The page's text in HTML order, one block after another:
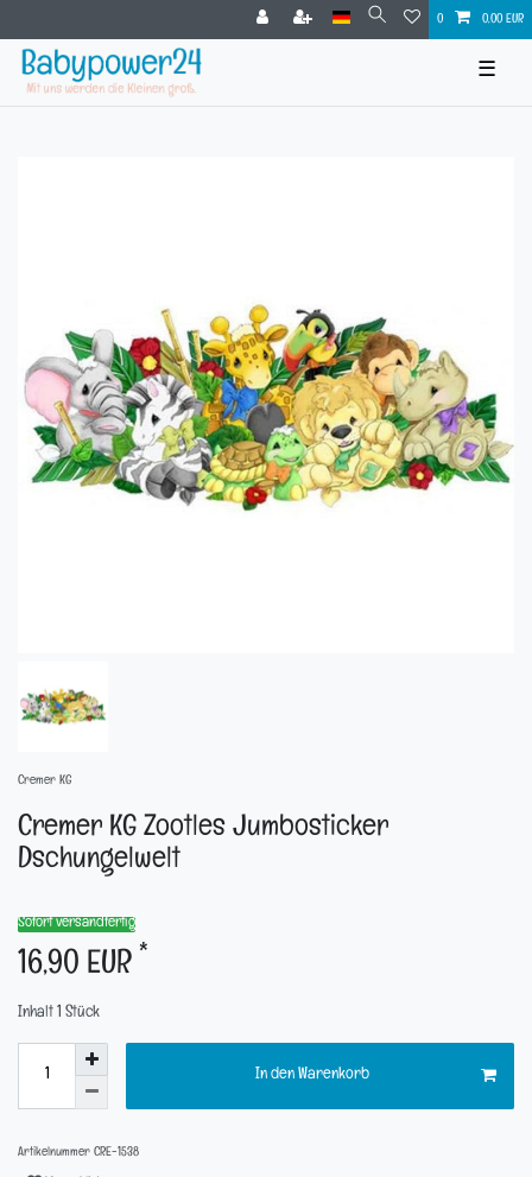
0 0,00 EUR
☰
Cremer KG
Cremer KG Zootles Jumbosticker
Dschungelwelt
Sofort versandfertig
16,90 EUR
*
Inhalt Stück
In den Warenkorb
Artikelnummer CRE-1538